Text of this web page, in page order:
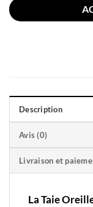
Description
Avis (0)
Livraison et
La Taie